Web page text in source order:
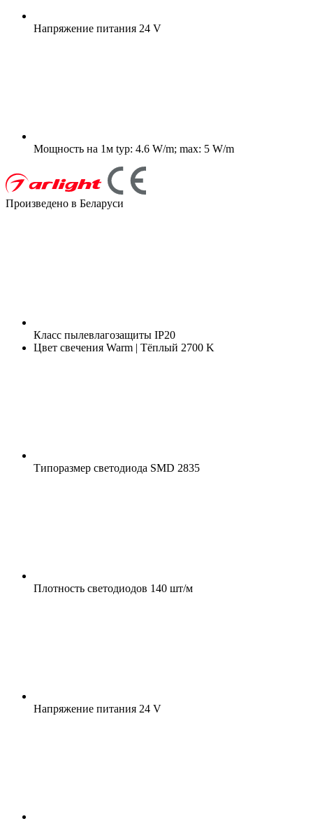
Напряжение питания 24 V
Мощность на 1м typ: 4.6 W/m; max: 5 W/m
Произведено в Беларуси
Класс пылевлагозащиты IP20
Цвет свечения Warm | Тёплый 2700 K
Типоразмер светодиода SMD 2835
Плотность светодиодов 140 шт/м
Напряжение питания 24 V